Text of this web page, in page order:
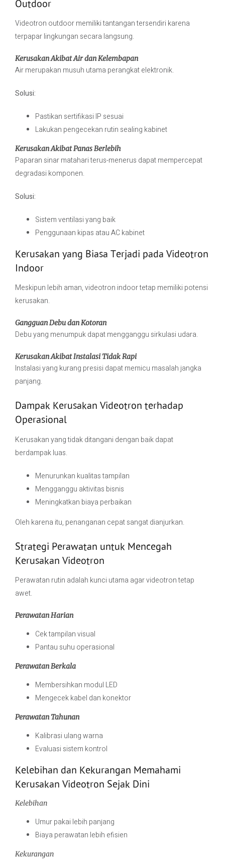
Outdoor
Videotron outdoor memiliki tantangan tersendiri karena
terpapar lingkungan secara langsung.
Kerusakan Akibat Air dan Kelembapan
Air merupakan musuh utama perangkat elektronik.
Solusi:
Pastikan sertifikasi IP sesuai
Lakukan pengecekan rutin sealing kabinet
Kerusakan Akibat Panas Berlebih
Paparan sinar matahari terus-menerus dapat mempercepat
degradasi komponen.
Solusi:
Sistem ventilasi yang baik
Penggunaan kipas atau AC kabinet
Kerusakan yang Biasa Terjadi pada Videotron
Indoor
Meskipun lebih aman, videotron indoor tetap memiliki potensi
kerusakan.
Gangguan Debu dan Kotoran
Debu yang menumpuk dapat mengganggu sirkulasi udara.
Kerusakan Akibat Instalasi Tidak Rapi
Instalasi yang kurang presisi dapat memicu masalah jangka
panjang.
Dampak Kerusakan Videotron terhadap
Operasional
Kerusakan yang tidak ditangani dengan baik dapat
berdampak luas.
Menurunkan kualitas tampilan
Mengganggu aktivitas bisnis
Meningkatkan biaya perbaikan
Oleh karena itu, penanganan cepat sangat dianjurkan.
Strategi Perawatan untuk Mencegah
Kerusakan Videotron
Perawatan rutin adalah kunci utama agar videotron tetap
awet.
Perawatan Harian
Cek tampilan visual
Pantau suhu operasional
Perawatan Berkala
Membersihkan modul LED
Mengecek kabel dan konektor
Perawatan Tahunan
Kalibrasi ulang warna
Evaluasi sistem kontrol
Kelebihan dan Kekurangan Memahami
Kerusakan Videotron Sejak Dini
Kelebihan
Umur pakai lebih panjang
Biaya perawatan lebih efisien
Kekurangan